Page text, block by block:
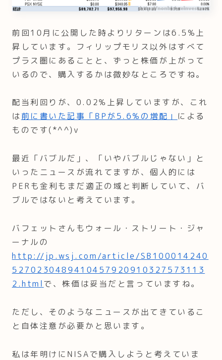
前回10月に公開した時よりリターンは6.5%上
昇しています。フィリップモリス以外はすべて
プラス圏にあることと、ずっと株価が上がって
いるので、購入するかは微妙なところですね。
配当利回りが、0.02%上昇していますが、これ
は前に書いた記事「BPが5.6%の増配」 による
ものです(*^^)v
最近「バブルだ」、「いやバブルじゃない」と
いったニュースが流れてますが、個人的には
PERも金利もまだ適正の域と判断していて、バ
ブルではないと考えています。
バフェットさんもウォール・ストリート・ジャ
ーナルの
http://jp.wsj.com/article/SB100014240
5270230489410457920910327573113
2.html で、株価は妥当だと言っていますね。
ただし、そのようなニュースが出てきているこ
と自体注意が必要かと思います。
私は年明けにNISAで購入しようと考えていま